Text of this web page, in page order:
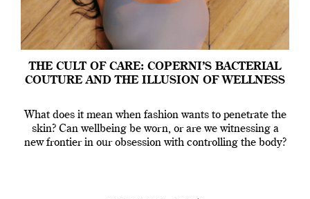
THE CULT OF CARE: COPERNI’S BACTERIAL
COUTURE AND THE ILLUSION OF WELLNESS
What does it mean when fashion wants to penetrate the
skin? Can wellbeing be worn, or are we witnessing a
new frontier in our obsession with controlling the body?